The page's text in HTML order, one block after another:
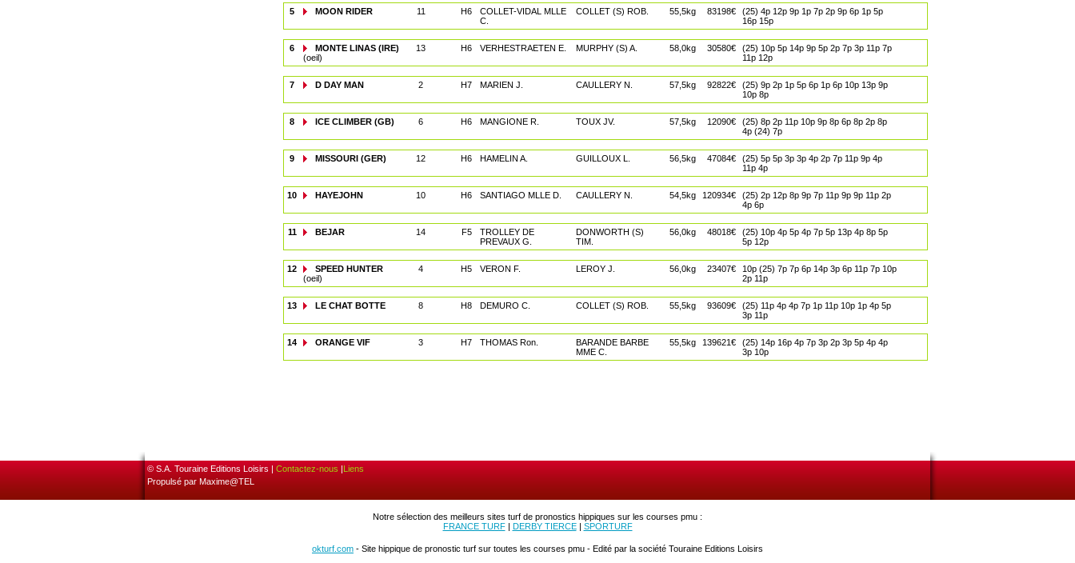
5 MOON RIDER 11 H6
COLLET-VIDAL MLLE
C.
COLLET (S) ROB. 55,5kg 83198€
(25) 4p 12p 9p 1p 7p 2p 9p 6p 1p 5p
16p 15p
6
MONTE LINAS (IRE)
(oeil)
13 H6 VERHESTRAETEN E. MURPHY (S) A. 58,0kg 30580€
(25) 10p 5p 14p 9p 5p 2p 7p 3p 11p 7p
11p 12p
7 D DAY MAN 2 H7 MARIEN J. CAULLERY N. 57,5kg 92822€
(25) 9p 2p 1p 5p 6p 1p 6p 10p 13p 9p
10p 8p
8 ICE CLIMBER (GB) 6 H6 MANGIONE R. TOUX JV. 57,5kg 12090€
(25) 8p 2p 11p 10p 9p 8p 6p 8p 2p 8p
4p (24) 7p
9 MISSOURI (GER) 12 H6 HAMELIN A. GUILLOUX L. 56,5kg 47084€
(25) 5p 5p 3p 3p 4p 2p 7p 11p 9p 4p
11p 4p
10 HAYEJOHN 10 H6 SANTIAGO MLLE D. CAULLERY N. 54,5kg 120934€
(25) 2p 12p 8p 9p 7p 11p 9p 9p 11p 2p
4p 6p
11 BEJAR 14 F5
TROLLEY DE
PREVAUX G.
DONWORTH (S)
TIM.
56,0kg 48018€
(25) 10p 4p 5p 4p 7p 5p 13p 4p 8p 5p
5p 12p
12
SPEED HUNTER
(oeil)
4 H5 VERON F. LEROY J. 56,0kg 23407€
10p (25) 7p 7p 6p 14p 3p 6p 11p 7p 10p
2p 11p
13 LE CHAT BOTTE 8 H8 DEMURO C. COLLET (S) ROB. 55,5kg 93609€
(25) 11p 4p 4p 7p 1p 11p 10p 1p 4p 5p
3p 11p
14 ORANGE VIF 3 H7 THOMAS Ron.
BARANDE BARBE
MME C.
55,5kg 139621€
(25) 14p 16p 4p 7p 3p 2p 3p 5p 4p 4p
3p 10p
© S.A. Touraine Editions Loisirs | Contactez-nous |Liens
Propulsé par Maxime@TEL
Notre sélection des meilleurs sites turf de pronostics hippiques sur les courses pmu :
FRANCE TURF| DERBY TIERCE| SPORTURF
okturf.com - Site hippique de pronostic turf sur toutes les courses pmu - Edité par la société Touraine Editions Loisirs